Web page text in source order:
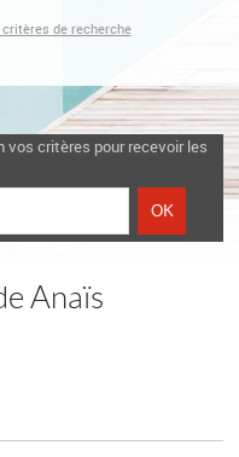
critères de recherche
vos critères pour recevoir les
Anaïs